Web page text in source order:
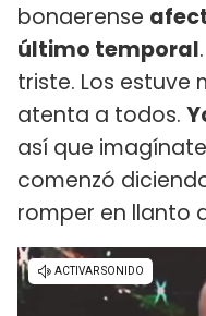
bonaerense
último temporal
triste. Los estuve
atenta a todos.
así que
comenzó
romper en llanto